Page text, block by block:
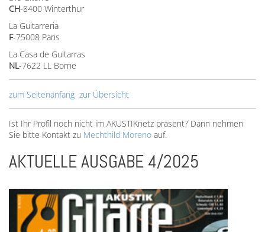
CH-8400 Winterthur
La Guitarreria
F-75008 Paris
La Casa de Guitarras
NL-7622 LL Borne
zum Seitenanfang zur Übersicht
Ist Ihr Profil noch nicht im AKUSTIKnetz präsent? Dann nehmen
Sie bitte Kontakt zu Mechthild Moreno auf.
AKTUELLE AUSGABE 4/2025